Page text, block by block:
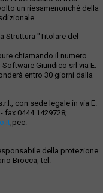
un riesamenonché della
Struttura "Titolare del
chiamando il numero
Giuridico srl via E.
entro 30 giorni dalla
con sede legale in via E.
fax 0444.1429728;
,pec:
della protezione
Brocca, tel.